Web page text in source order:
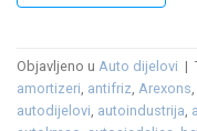
Objavljeno u Auto dijelovi |
amortizeri, antifriz, Arexons,
autodijelovi, autoindustrija,